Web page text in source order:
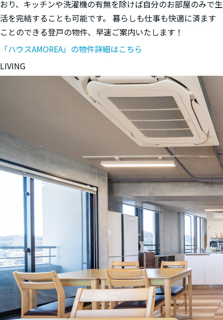
おり、キッチンや洗濯機の有無を除けば自分のお部屋のみで生
活を完結することも可能です。 暮らしも仕事も快適に済ます
ことのできる登戸の物件、早速ご案内いたします！
「ハウスAMOREA」の物件詳細はこちら
LIVING